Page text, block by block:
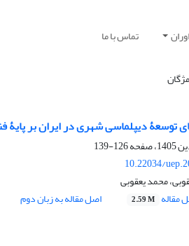
تماس با ما
توسعۀ دیپلماسی شهری در ایران بر
126-139
10.22034/
محمد یعقوبی
مقاله 2.59 M اصل مقاله به زبان دوم